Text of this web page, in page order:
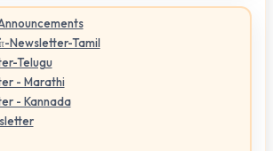
Newsletter-Tamil
Telugu
- Marathi
- Kannada